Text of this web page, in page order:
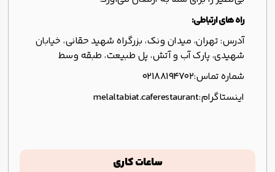
راه های ارتباطی:
آدرس: تهران، میدان ونک، بزرگراه شهید حقانی، خیابان
شهیدی، پارک آب و آتش، پل طبیعت، طبقه وسط
شماره تماس:02188194702
اینستاگرام:melaltabiat.caferestaurant
ساعات کاری